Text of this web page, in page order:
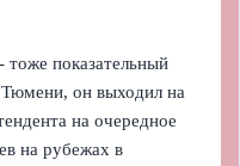
тоже показательный
он выходил на
на очередное
на рубежах в